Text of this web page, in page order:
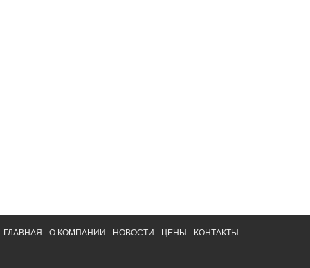
ГЛАВНАЯ О КОМПАНИИ НОВОСТИ ЦЕНЫ КОНТАКТЫ